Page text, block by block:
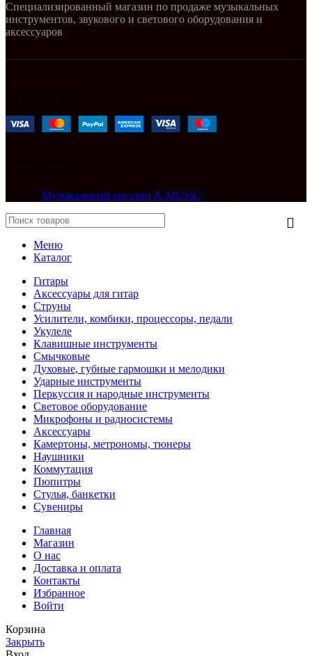
Специализированный магазин по продаже музыкальных
инструментов, звукового и светового оборудования и
аксессуаров
Музыкальный магазин X-MUSIC
Меню
Каталог
Гитары
Аксессуары для гитар
Струны
Усилители, комбики, процессоры, педали
Укулеле
Клавишные инструменты
Смычковые
Духовые, губные гармошки и мелодики
Ударные инструменты
Перкуссия и народные инструменты
Световое оборудование
Микрофоны и радиосистемы
Аксессуары
Камертоны, метрономы, тюнеры
Наушники
Коммутация
Пюпитры
Стулья, банкетки
Сувениры
Главная
Магазин
О нас
Доставка и оплата
Контакты
Избранное
Войти
Корзина
Закрыть